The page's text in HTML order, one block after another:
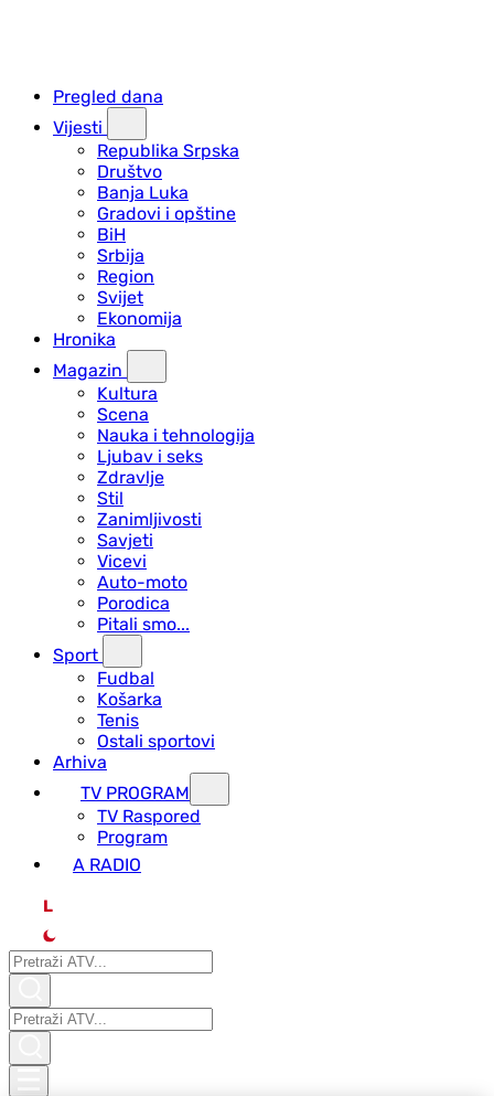
Pregled dana
Vijesti
Republika Srpska
Društvo
Banja Luka
Gradovi i opštine
BiH
Srbija
Region
Svijet
Ekonomija
Hronika
Magazin
Kultura
Scena
Nauka i tehnologija
Ljubav i seks
Zdravlje
Stil
Zanimljivosti
Savjeti
Vicevi
Auto-moto
Porodica
Pitali smo...
Sport
Fudbal
Košarka
Tenis
Ostali sportovi
Arhiva
TV PROGRAM
ТV Raspored
Program
A RADIO
L